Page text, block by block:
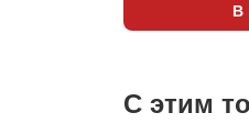
В
С этим